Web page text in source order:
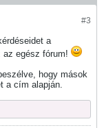
#3
a
az egész fórum!
hogy mások
a cím alapján.